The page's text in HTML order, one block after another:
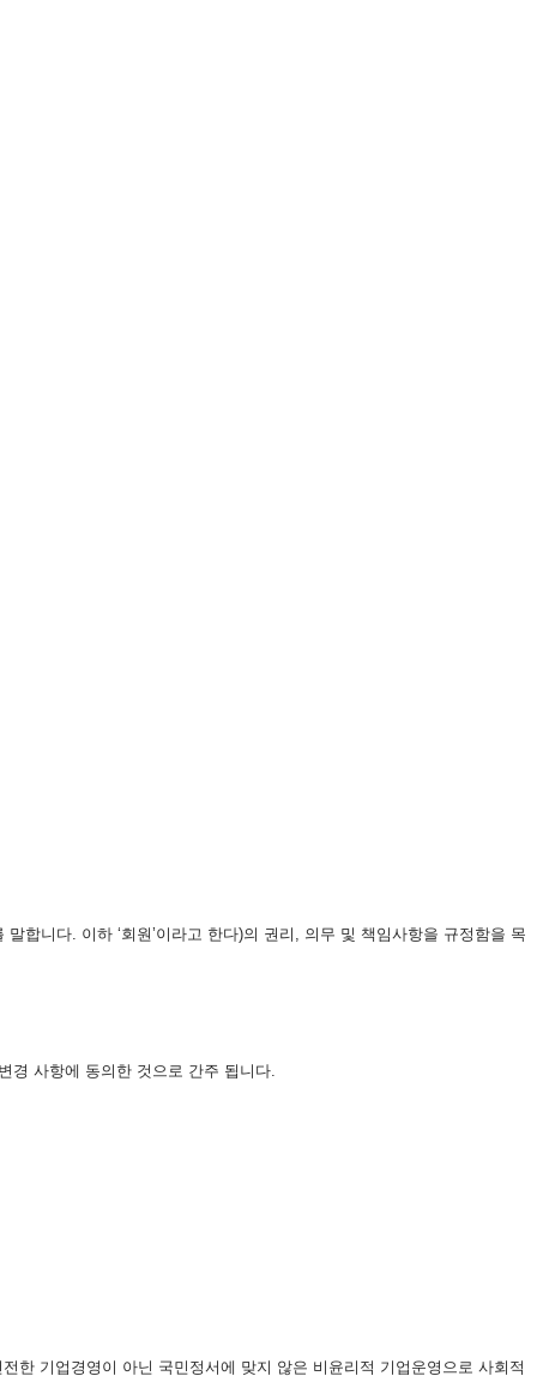
합니다. 이하 ‘회원’이라고 한다)의 권리, 의무 및 책임사항을 규정함을 목
경 사항에 동의한 것으로 간주 됩니다.
한 기업경영이 아닌 국민정서에 맞지 않은 비윤리적 기업운영으로 사회적